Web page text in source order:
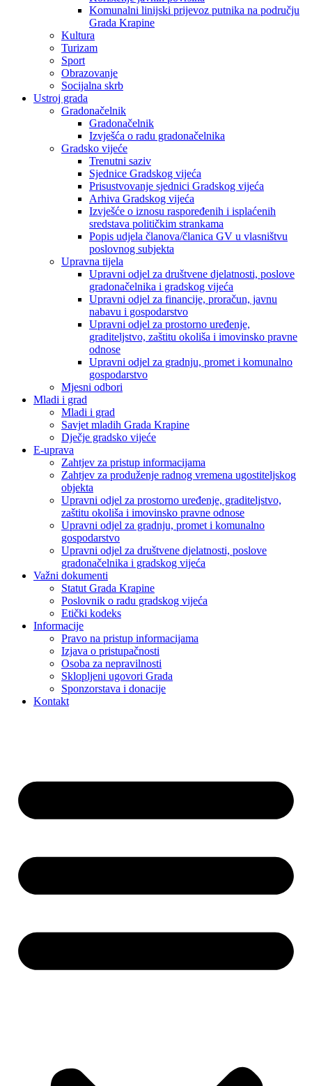
Komunalni linijski prijevoz putnika na području
Grada Krapine
Kultura
Turizam
Sport
Obrazovanje
Socijalna skrb
Ustroj grada
Gradonačelnik
Gradonačelnik
Izvješća o radu gradonačelnika
Gradsko vijeće
Trenutni saziv
Sjednice Gradskog vijeća
Prisustvovanje sjednici Gradskog vijeća
Arhiva Gradskog vijeća
Izvješće o iznosu raspoređenih i isplaćenih
sredstava političkim strankama
Popis udjela članova/članica GV u vlasništvu
poslovnog subjekta
Upravna tijela
Upravni odjel za društvene djelatnosti, poslove
gradonačelnika i gradskog vijeća
Upravni odjel za financije, proračun, javnu
nabavu i gospodarstvo
Upravni odjel za prostorno uređenje,
graditeljstvo, zaštitu okoliša i imovinsko pravne
odnose
Upravni odjel za gradnju, promet i komunalno
gospodarstvo
Mjesni odbori
Mladi i grad
Mladi i grad
Savjet mladih Grada Krapine
Dječje gradsko vijeće
E-uprava
Zahtjev za pristup informacijama
Zahtjev za produženje radnog vremena ugostiteljskog
objekta
Upravni odjel za prostorno uređenje, graditeljstvo,
zaštitu okoliša i imovinsko pravne odnose
Upravni odjel za gradnju, promet i komunalno
gospodarstvo
Upravni odjel za društvene djelatnosti, poslove
gradonačelnika i gradskog vijeća
Važni dokumenti
Statut Grada Krapine
Poslovnik o radu gradskog vijeća
Etički kodeks
Informacije
Pravo na pristup informacijama
Izjava o pristupačnosti
Osoba za nepravilnosti
Sklopljeni ugovori Grada
Sponzorstava i donacije
Kontakt